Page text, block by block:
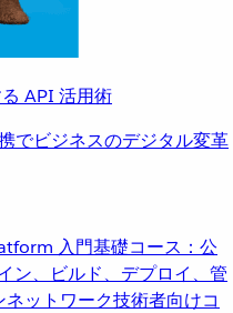
API 活用術
でビジネスのデジタル変革
入門基礎コース：公
ン、ビルド、デプロイ、管
ットワーク技術者向けコ